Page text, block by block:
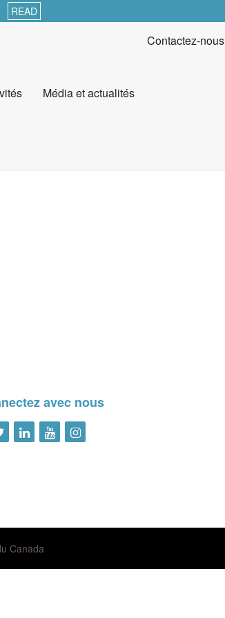
READ
Média et actualités
Contactez-nous
avec nous
Canada